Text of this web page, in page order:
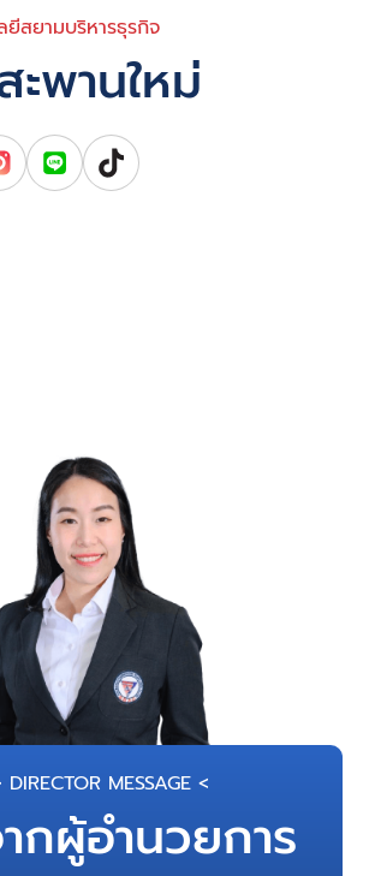
ยีสยามบริหารธุรกิจ
ะพานใหม่
DIRECTOR MESSAGE <
กผู้อำนวยการ